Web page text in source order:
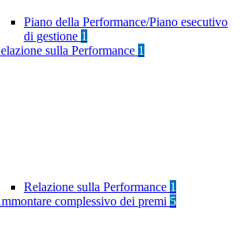
Piano della Performance/Piano esecutivo
di gestione 1
sulla Performance 1
Relazione sulla Performance 1
complessivo dei premi 5